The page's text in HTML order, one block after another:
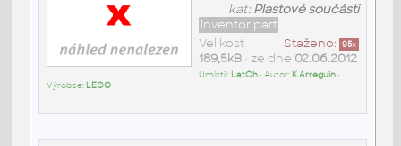
kat:Plastové součásti
Inventor part
Staženo: 95x
Velikost
189,5kB• ze dne 02.06.2012
Umístil: LatCh• Autor: K.Arreguin•
Výrobce: LEGO